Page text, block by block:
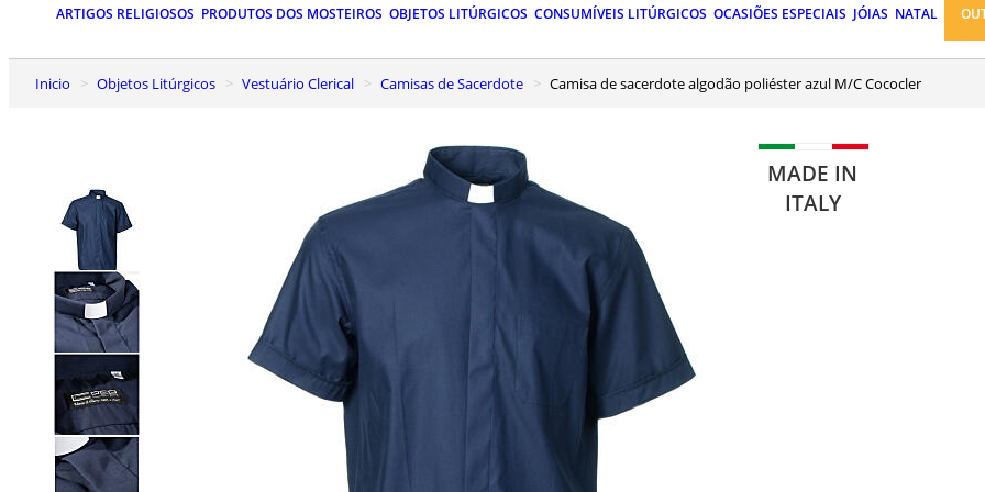
ARTIGOS RELIGIOSOS PRODUTOS DOS MOSTEIROS OBJETOS LITÚRGICOS CONSUMÍVEIS LITÚRGICOS OCASIÕES ESPECIAIS JÓIAS NATAL
Inicio Objetos Litúrgicos Vestuário Clerical Camisas de Sacerdote Camisa de sacerdote algodão poliéster azul M/C Cococler
MADE IN
ITALY